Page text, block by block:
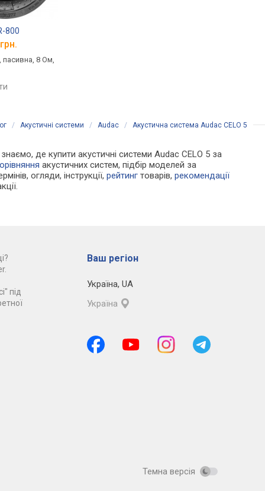
800
8 Ом,
/ Акустичні системи / Audac / Акустична система Audac CELO 5
де купити акустичні системи Audac CELO 5 за
акустичних систем, підбір моделей за
огляди, інструкції,рейтинг товарів,рекомендації
під
Ваш регіон
Україна, UA
Україна
Темна версія